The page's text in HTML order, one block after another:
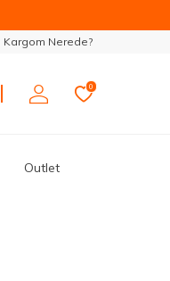
Kargom Nerede?
0
Outlet